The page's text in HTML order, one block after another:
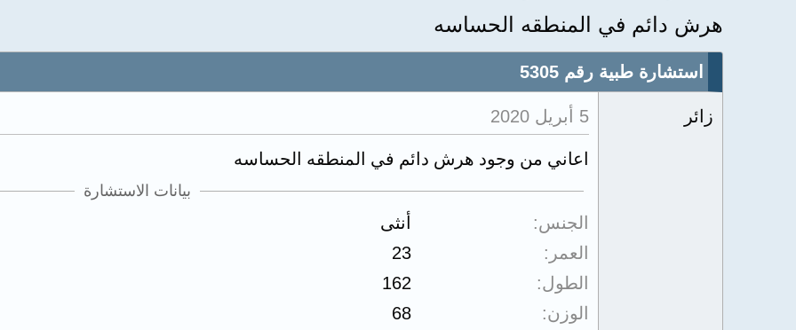
هرش دائم في المنطقه الحساسه
استشارة طبية رقم 5305
زائر 5 أبريل 2020
اعاني من وجود هرش دائم في المنطقه الحساسه
بيانات الاستشارة
الجنس
أنثى
العمر
23
الطول
162
الوزن
68